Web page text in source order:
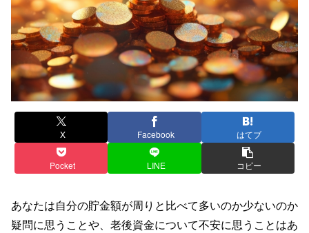
X Facebook はてブ
Pocket LINE コピー
あなたは自分の貯金額が周りと比べて多いのか少ないのか
疑問に思うことや、老後資金について不安に思うことはあ